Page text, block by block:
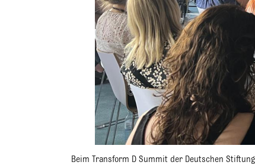
Beim Transform D Summit der Deutschen